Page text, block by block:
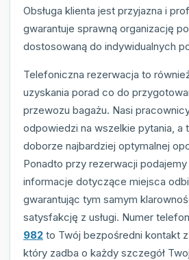
Obsługa klienta jest przyjazna i
gwarantuje sprawną organizację
dostosowaną do indywidualnych
Telefoniczna rezerwacja to
uzyskania porad co do
przewozu bagażu. Nasi
odpowiedzi na wszelkie pytania, a
doborze najbardziej optymalnej
Ponadto przy rezerwacji podajemy
informacje dotyczące miejsca
gwarantując tym samym
satysfakcję z usługi. Numer
982 to Twój bezpośredni kontakt z
który zadba o każdy szczegół